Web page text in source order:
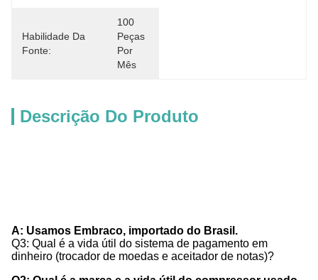
Habilidade Da
Fonte:
100
Peças
Por
Mês
Descrição Do Produto
A: Usamos Embraco, importado do Brasil.
Q3: Qual é a vida útil do sistema de pagamento em
dinheiro (trocador de moedas e aceitador de notas)?